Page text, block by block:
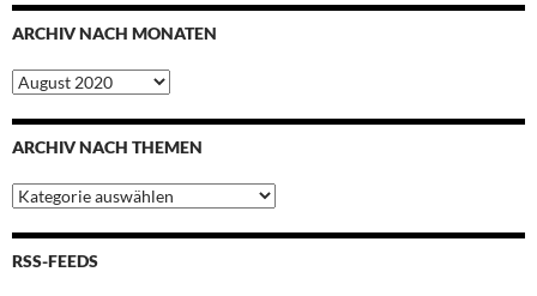
ARCHIV NACH MONATEN
Archiv
nach
Monaten
ARCHIV NACH THEMEN
Archiv
nach
Themen
RSS-FEEDS